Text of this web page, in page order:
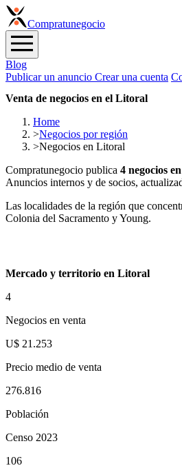
Compratunegocio
Blog
Publicar un anuncio Crear una cuenta
Venta de negocios en el Litoral
Home
>Negocios por región
>Negocios en Litoral
Compratunegocio publica 4 negocios
Anuncios internos y de socios,
Las localidades de la región que
Colonia del Sacramento y Young.
Mercado y territorio en Litoral
4
Negocios en venta
U$ 21.253
Precio medio de venta
276.816
Población
Censo 2023
106